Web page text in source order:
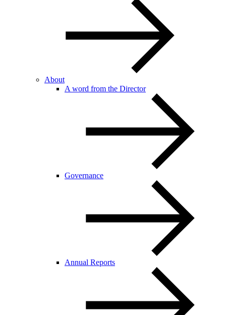
About
A word from the Director
Governance
Annual Reports